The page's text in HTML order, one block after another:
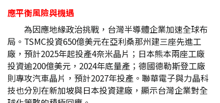
應平衡風險與機遇
為因應地緣政治挑戰，台灣半導體企業加速全球布
局。TSMC投資650億美元在亞利桑那州建三座先進工
廠，預計2025年起投產4奈米晶片；日本熊本兩座工廠
投資逾200億美元，2024年底量產；德國德勒斯登工廠
則專攻汽車晶片，預計2027年投產。聯華電子與力晶科
技也分別在新加坡與日本投資建廠，顯示台灣企業對全